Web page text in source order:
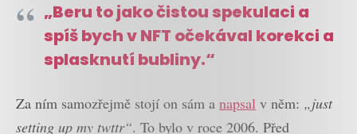
„Beru to jako čistou spekulaci a
spíš bych v NFT očekával korekci a
splasknutí bubliny.“
Za ním samozřejmě stojí on sám a napsal v něm: „just
setting up my twttr“. To bylo v roce 2006. Před